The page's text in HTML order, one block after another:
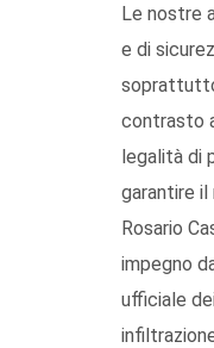
Le nostre
e di
contrasto
legalità di
garantire il
Rosario
impegno
ufficiale